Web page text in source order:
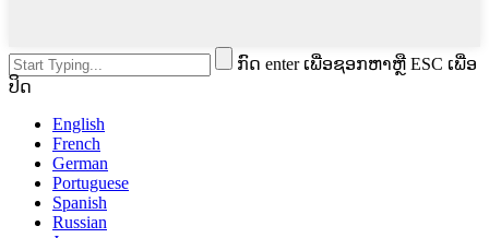
ກົດ enter ເພື່ອຊອກຫາຫຼື ESC ເພື່ອ
ປິດ
English
French
German
Portuguese
Spanish
Russian